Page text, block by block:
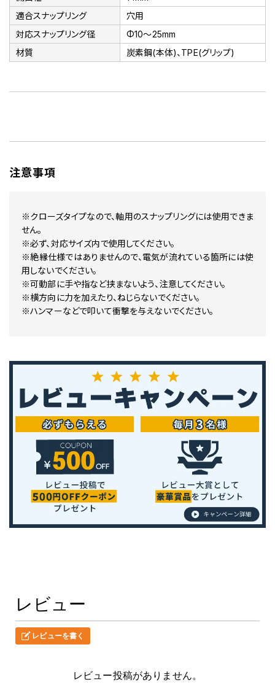
適合スナップリング
穴用
対応スナップリング径
Φ10～25mm
材質
炭素鋼(本体)、TPE(グリップ)
注意事項
※クローズタイプなので、軸用のスナップリングには使用できま
せん。
※必ず、対応サイズ内で使用してください。
※絶縁仕様ではありませんので、電気が流れている箇所には使
用しないでください。
※可動部に手や指など挟まないよう、注意してください。
※横方向に力を加えたり、ねじらないでください。
※ハンマーなどで叩いて衝撃を与えないでください。
レビュー
レビューを書く
レビュー投稿がありません。